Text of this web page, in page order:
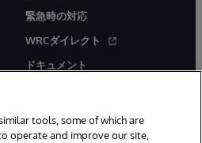
緊急時の対応
WRCダイレクト
ドキュメント
tools, some of which are
operate and improve our site,